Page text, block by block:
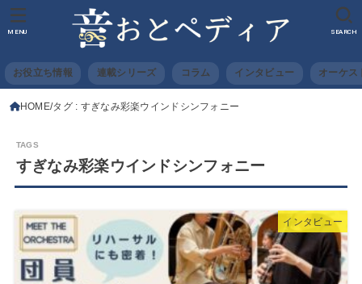
お役立ち情報 連載シリーズ コラム インタビュー オーケス
SEARCH
MENU
HOME タグ : すぎなみ彩楽ウインドシンフォニー
すぎなみ彩楽ウインドシンフォニー
インタビュー